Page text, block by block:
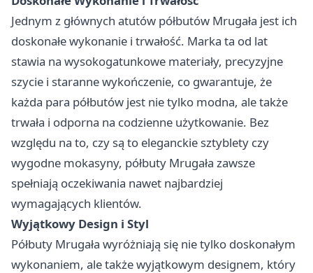
Jednym z głównych atutów półbutów Mrugała jest ich
doskonałe wykonanie i trwałość. Marka ta od lat
stawia na wysokogatunkowe materiały, precyzyjne
szycie i staranne wykończenie, co gwarantuje, że
każda para półbutów jest nie tylko modna, ale także
trwała i odporna na codzienne użytkowanie. Bez
względu na to, czy są to eleganckie sztyblety czy
wygodne mokasyny, półbuty Mrugała zawsze
spełniają oczekiwania nawet najbardziej
wymagających klientów.
Wyjątkowy Design i Styl
Półbuty Mrugała wyróżniają się nie tylko doskonałym
wykonaniem, ale także wyjątkowym designem, który